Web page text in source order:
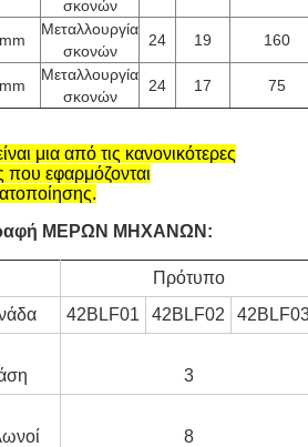
σκονών
Μεταλλουργία
σκονών
24 19
160
Μεταλλουργία
σκονών
24 17 75
μια από τις κανονικότερες
που εφαρμόζονται
ΜΕΡΩΝ ΜΗΧΑΝΩΝ:
Πρότυπο
42BLF01 42BLF02
3
8